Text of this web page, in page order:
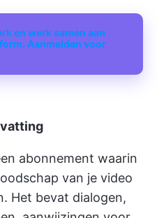
en werk samen aan
Aanmelden voor
abonnement waarin
van je video
Het bevat dialogen,